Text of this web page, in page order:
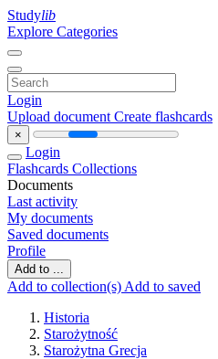
Studylib
Explore Categories
Login
Upload document Create flashcards
×
Login
Flashcards Collections
Documents
Last activity
My documents
Saved documents
Profile
Add to ...
Add to collection(s) Add to saved
Historia
Starożytność
Starożytna Grecja